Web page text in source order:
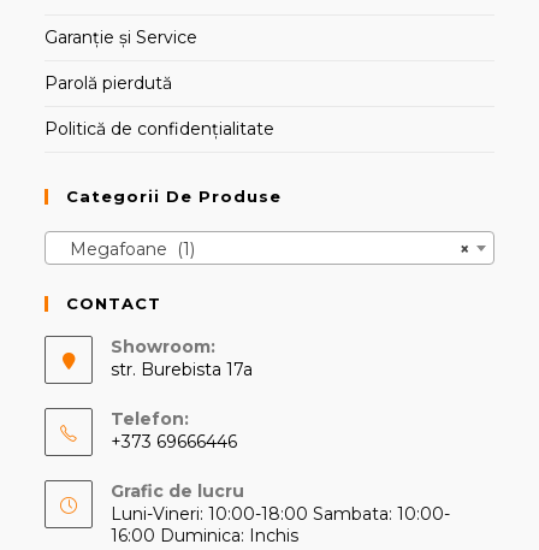
Garanție și Service
Parolă pierdută
Politică de confidențialitate
Categorii De Produse
×
Megafoane (1)
CONTACT
Showroom:
str. Burebista 17a
Telefon:
+373 69666446
in
your
Grafic de lucru
Luni-Vineri: 10:00-18:00 Sambata: 10:00-
16:00 Duminica: Inchis